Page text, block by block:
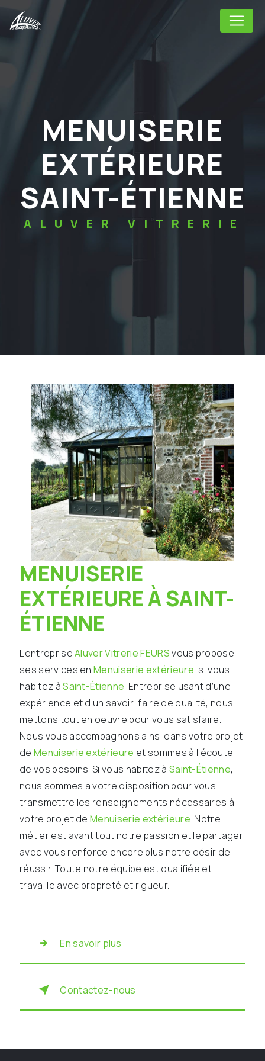
MENUISERIE
EXTÉRIEURE
SAINT-ÉTIENNE
ALUVER VITRERIE
MENUISERIE
EXTÉRIEURE À SAINT-
ÉTIENNE
L’entrepriseAluver Vitrerie FEURSvous propose
ses services enMenuiserie extérieure, si vous
habitez àSaint-Étienne. Entreprise usant d’une
expérience et d’un savoir-faire de qualité, nous
mettons tout en oeuvre pour vous satisfaire.
Nous vous accompagnons ainsi dans votre projet
de Menuiserie extérieure et sommes à l’écoute
de vos besoins. Si vous habitez à Saint-Étienne,
nous sommes à votre disposition pour vous
transmettre les renseignements nécessaires à
votre projet deMenuiserie extérieure. Notre
métier est avant tout notre passion et le partager
avec vous renforce encore plus notre désir de
réussir. Toute notre équipe est qualifiée et
travaille avec propreté et rigueur.
En savoir plus
Contactez-nous
Panneau de gestion des cookies